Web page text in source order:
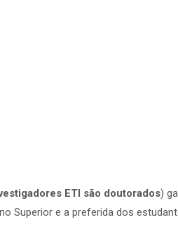
ETI são doutorados)
Superior e a preferida dos